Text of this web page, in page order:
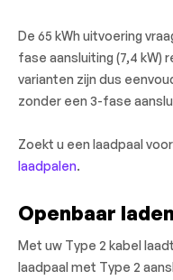
De 65 kWh uitvoering
fase aansluiting (7,4 kW)
varianten zijn dus
zonder een 3-fase
Zoekt u een laadpaal
laadpalen.
Openbaar
Met uw Type 2 kabel
laadpaal met Type 2